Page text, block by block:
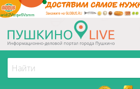
erid:2Vtzqw6Vsmm